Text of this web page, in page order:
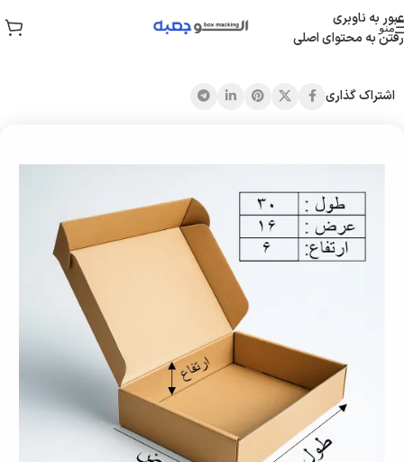
عبور به ناوبری
رفتن به محتوای اصلی
منو
خانه/جعبه کیبوردی
اشتراک گذاری